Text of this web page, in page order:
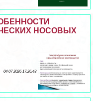
НОСОВЫХ
04 07 2026 17:26:43